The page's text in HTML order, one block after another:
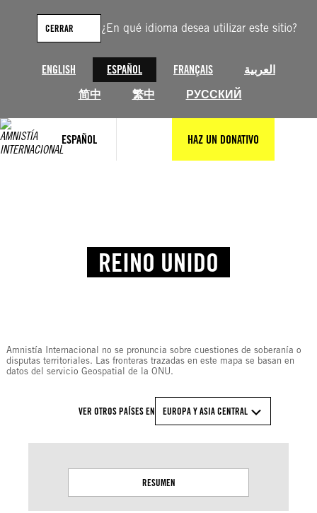
¿En qué idioma desea utilizar este sitio?
ENGLISH ESPAÑOL FRANÇAIS
العربية
简中
繁中 РУССКИЙ
CERRAR
ESPAÑOL HAZ UN DONATIVO
REINO UNIDO
Amnistía Internacional no se pronuncia sobre cuestiones de soberanía o
disputas territoriales. Las fronteras trazadas en este mapa se basan en
datos del servicio Geospatial de la ONU.
VER OTROS PAÍSES EN EUROPA Y ASIA CENTRAL
RESUMEN